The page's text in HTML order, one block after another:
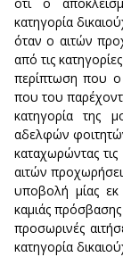
ότι ο
κατηγορία
όταν ο αιτών
από τις
περίπτωση που ο
που του
κατηγορία της
αδελφών
καταχωρώντας
αιτών προχωρήσει
υποβολή μίας
καμιάς
προσωρινές
κατηγορία